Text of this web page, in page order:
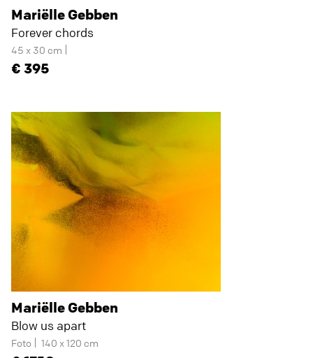
Mariëlle Gebben
Forever chords
45 x 30 cm
395
Mariëlle Gebben
Blow us apart
Foto 140 x 120 cm